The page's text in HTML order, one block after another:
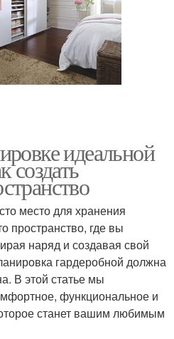
идеальной
создать
место для хранения
пространство, где вы
наряд и создавая свой
гардеробной должна
В этой статье мы
функциональное и
станет вашим любимым